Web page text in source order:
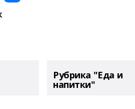
Рубрика "Еда и
напитки"